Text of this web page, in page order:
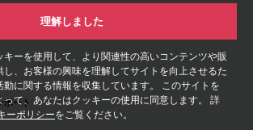
キーを使用して、より関連性の高いコンテンツや販
、お客様の興味を理解してサイトを向上させるた
に関する情報を収集しています。 このサイトを
て、あなたはクッキーの使用に同意します。 詳
ーポリシーをご覧ください。
理解しました
等に関するニュース
ポート